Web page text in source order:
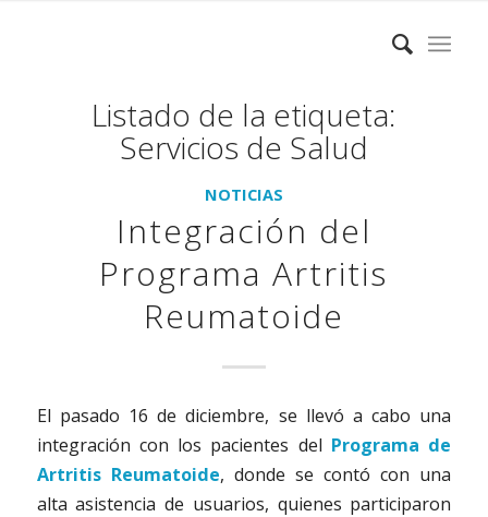
Listado de la etiqueta:
Servicios de Salud
NOTICIAS
Integración del
Programa Artritis
Reumatoide
El pasado 16 de diciembre, se llevó a cabo una
integración con los pacientes del Programa de
Artritis Reumatoide, donde se contó con una
alta asistencia de usuarios, quienes participaron